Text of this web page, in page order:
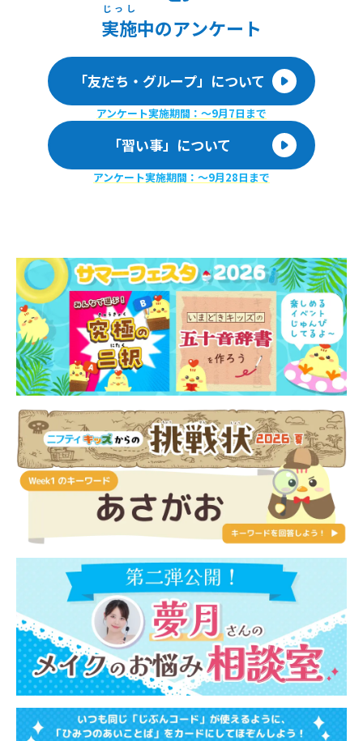
実施
じっし
中のアンケート
「友だち・グループ」について
アンケート実施期間：〜9月7日まで
「習い事」について
アンケート実施期間：〜9月28日まで